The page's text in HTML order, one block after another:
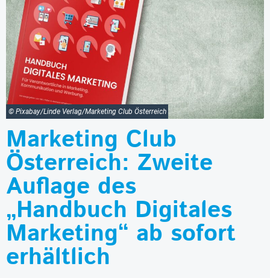
© Pixabay/Linde Verlag/Marketing Club Österreich
Marketing Club
Österreich: Zweite
Auflage des
„Handbuch Digitales
Marketing“ ab sofort
erhältlich